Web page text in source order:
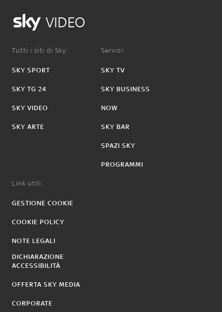
VIDEO
Tutti i siti di Sky:
SKY SPORT
SKY TG 24
SKY VIDEO
SKY ARTE
Servizi:
SKY TV
SKY BUSINESS
NOW
SKY BAR
SPAZI SKY
PROGRAMMI
Link utili:
GESTIONE COOKIE
COOKIE POLICY
NOTE LEGALI
DICHIARAZIONE
ACCESSIBILITÀ
OFFERTA SKY MEDIA
CORPORATE